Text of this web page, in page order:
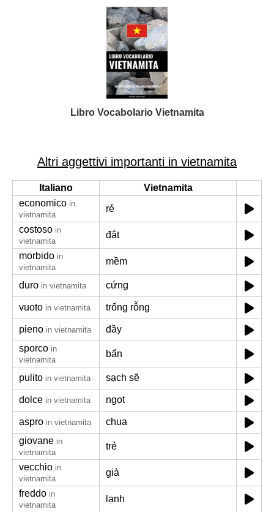
Libro Vocabolario Vietnamita
Altri aggettivi importanti in vietnamita
Italiano
Vietnamita
economico in
vietnamita
rẻ
costoso in
vietnamita
đắt
morbido in
vietnamita
mềm
duro in vietnamita cứng
vuoto in vietnamita trống rỗng
pieno in vietnamita
đầy
sporco in
vietnamita
bẩn
pulito in vietnamita sạch sẽ
dolce in vietnamita ngọt
aspro in vietnamita
chua
giovane in
vietnamita
trẻ
vecchio in
vietnamita
già
freddo in
vietnamita
lạnh